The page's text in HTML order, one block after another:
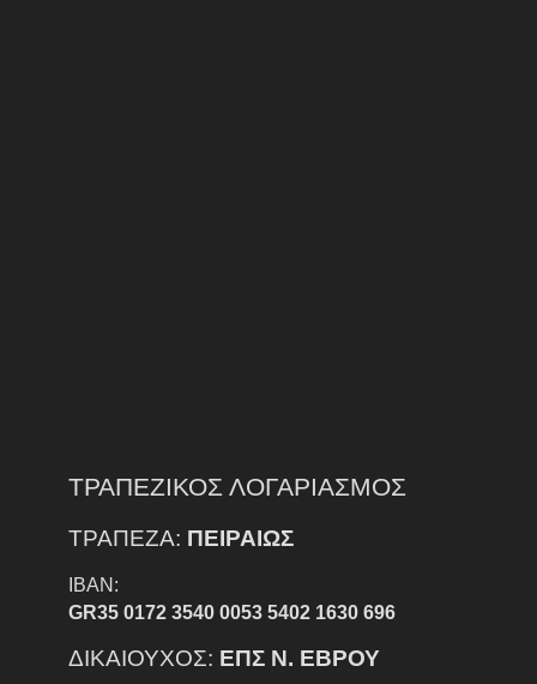
ΤΡΑΠΕΖΙΚΟΣ ΛΟΓΑΡΙΑΣΜΟΣ
ΤΡΑΠΕΖΑ: ΠΕΙΡΑΙΩΣ
IBAN:
GR35 0172 3540 0053 5402 1630 696
ΔΙΚΑΙΟΥΧΟΣ: ΕΠΣ Ν. ΕΒΡΟΥ